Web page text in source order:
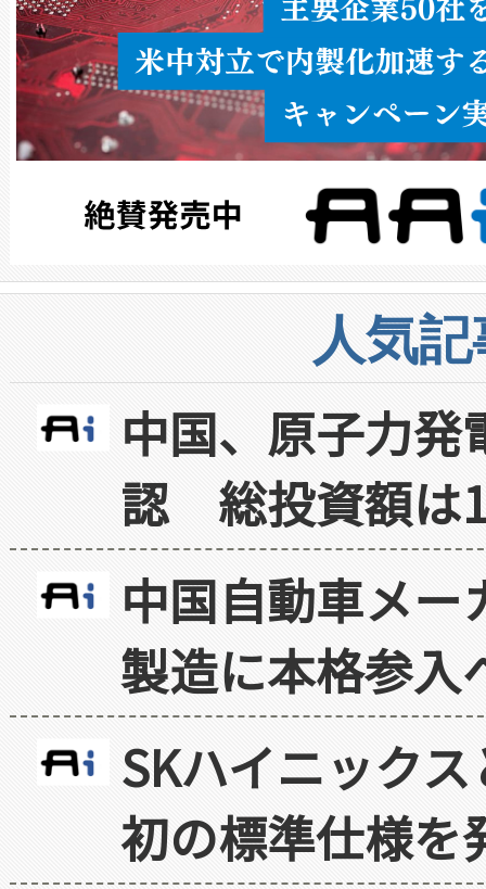
人気
中国、原子力
認 総投資額は
中国自動車メ
製造に本格参入
SKハイニック
初の標準仕様を